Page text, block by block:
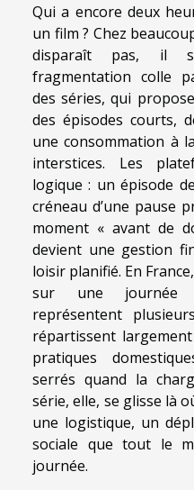
Qui a encore deux
un film ? Chez
disparaît pas, il
fragmentation colle
des séries, qui
des épisodes courts,
une consommation à
interstices. Les
logique : un épisode
créneau d’une pause
moment « avant de
devient une gestion
loisir planifié. En
sur une journée
représentent
répartissent
pratiques
serrés quand la
série, elle, se glisse là
une logistique, un
sociale que tout le
journée.